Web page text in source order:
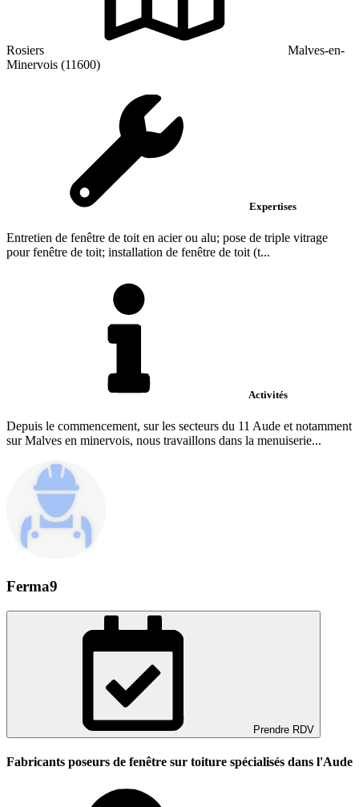
Rosiers
Malves-en-
Minervois (11600)
Expertises
Entretien de fenêtre de toit en acier ou alu; pose de triple vitrage
pour fenêtre de toit; installation de fenêtre de toit (t...
Activités
Depuis le commencement, sur les secteurs du 11 Aude et notamment
sur Malves en minervois, nous travaillons dans la menuiserie...
Ferma9
Prendre RDV
Fabricants poseurs de fenêtre sur toiture spécialisés dans l'Aude